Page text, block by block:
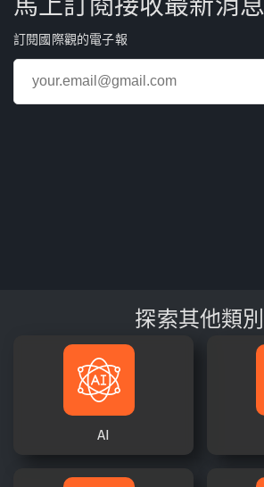
訂閱國際觀的電子報
探索其他類別
AI